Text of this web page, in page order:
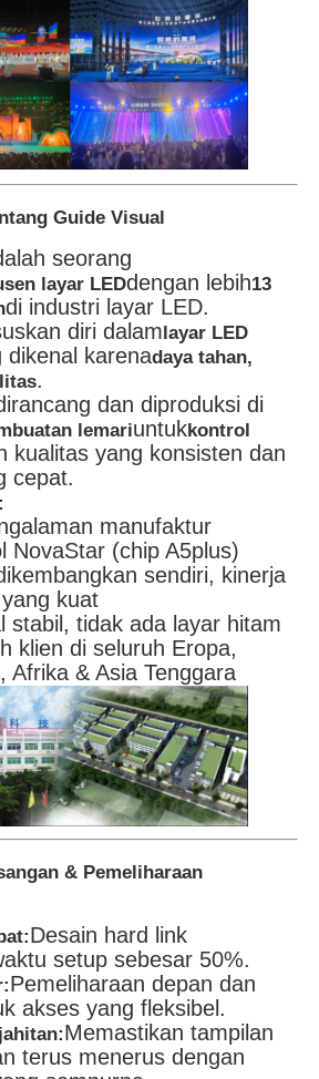
Guide Visual
seorang
layar LEDdengan lebih13
di industri layar LED.
diri dalam layar LED
dikenal karenadaya tahan,
.
dan diproduksi di
lemariuntukkontrol
kualitas yang konsisten dan
cepat.
manufaktur
NovaStar (chip A5plus)
sendiri, kinerja
kuat
stabil, tidak ada layar hitam
klien di seluruh Eropa,
Afrika & Asia Tenggara
& Pemeliharaan
Desain hard link
setup sebesar 50%.
Pemeliharaan depan dan
akses yang fleksibel.
Memastikan tampilan
terus menerus dengan